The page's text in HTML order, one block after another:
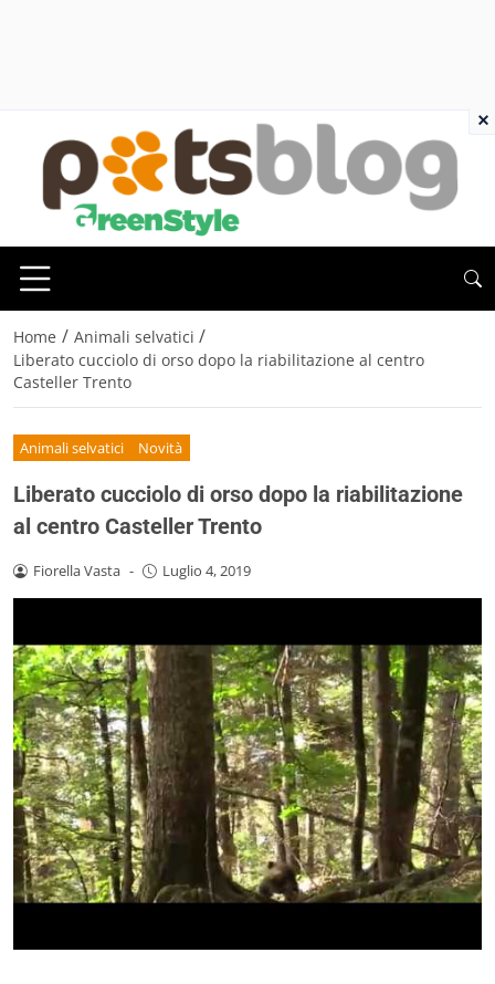
Home / Animali selvatici /
Liberato cucciolo di orso dopo la riabilitazione al centro
Casteller Trento
Animali selvatici Novità
Liberato cucciolo di orso dopo la riabilitazione
al centro Casteller Trento
Fiorella Vasta - Luglio 4, 2019
×